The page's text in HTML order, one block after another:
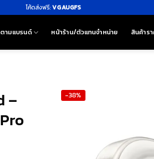
โค้ดส่งฟรี:VGAUGFS
ามแบรนด์ หน้าร้าน/ตัวแทนจำหน่าย สินค้าร
–
-38%